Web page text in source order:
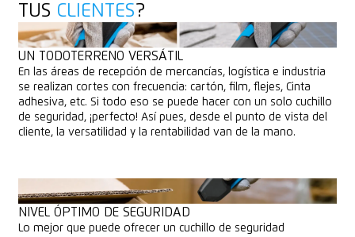
TUS CLIENTES?
UN TODOTERRENO VERSÁTIL
En las áreas de recepción de mercancías, logística e industria
se realizan cortes con frecuencia: cartón, film, flejes, Cinta
adhesiva, etc. Si todo eso se puede hacer con un solo cuchillo
de seguridad, ¡perfecto! Así pues, desde el punto de vista del
cliente, la versatilidad y la rentabilidad van de la mano.
NIVEL ÓPTIMO DE SEGURIDAD
Lo mejor que puede ofrecer un cuchillo de seguridad